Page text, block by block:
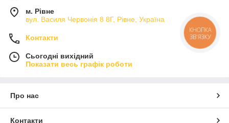
м. Рівне
вул. Василя Червонія 8 8Г, Рівне, Україна
Контакти
Сьогодні вихідний
Показати весь графік роботи
Про нас
Контакти